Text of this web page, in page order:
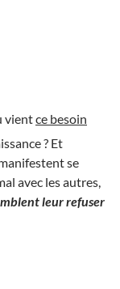
vientce besoin
? Et
se
avec les autres,
leur refuser